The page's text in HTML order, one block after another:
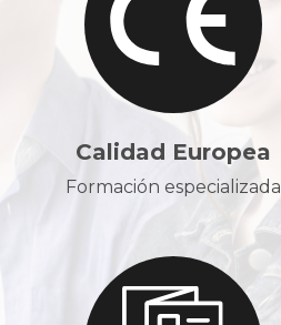
Calidad Europea
Formación especializada